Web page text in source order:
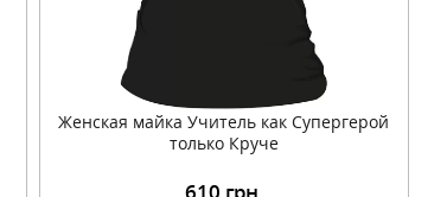
Женская майка Учитель как Супергерой
только Круче
610 грн.